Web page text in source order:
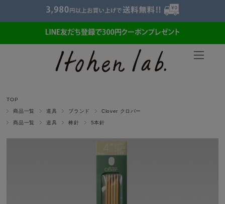
TOP
商品一覧 道具 ブランド Clover クロバー
商品一覧 道具 棒針 5本針